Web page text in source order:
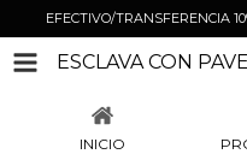
EFECTIVO/TRANSFERENCIA
INICIO